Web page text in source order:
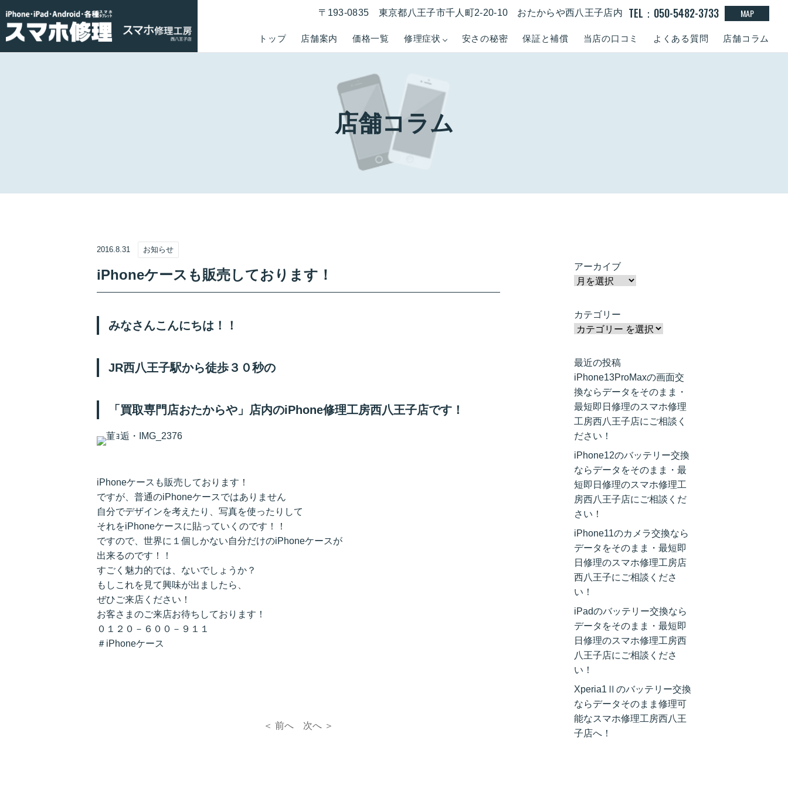
トップ 店舗案内 価格一覧 修理症状 安さの秘密 保証と補償 当店の口コミ よくある質問 店舗コラム
〒193-0835 東京都八王子市千人町2-20-10 おたからや西八王子店内 TEL：050-5482-3733 MAP
店舗コラム
2016.8.31 お知らせ
iPhoneケースも販売しております！
みなさんこんにちは！！
JR西八王子駅から徒歩３０秒の
「買取専門店おたからや」店内のiPhone修理工房西八王子店です！
iPhoneケースも販売しております！
ですが、普通のiPhoneケースではありません
自分でデザインを考えたり、写真を使ったりして
それをiPhoneケースに貼っていくのです！！
ですので、世界に１個しかない自分だけのiPhoneケースが
出来るのです！！
すごく魅力的では、ないでしょうか？
もしこれを見て興味が出ましたら、
ぜひご来店ください！
お客さまのご来店お待ちしております！
０１２０－６００－９１１
＃iPhoneケース
＜ 前へ 次へ ＞
アーカイブ
カテゴリー
最近の投稿
iPhone13ProMaxの画面交
換ならデータをそのまま・
最短即日修理のスマホ修理
工房西八王子店にご相談く
ださい！
iPhone12のバッテリー交換
ならデータをそのまま・最
短即日修理のスマホ修理工
房西八王子店にご相談くだ
さい！
iPhone11のカメラ交換なら
データをそのまま・最短即
日修理のスマホ修理工房店
西八王子にご相談くださ
い！
iPadのバッテリー交換なら
データをそのまま・最短即
日修理のスマホ修理工房西
八王子店にご相談くださ
い！
Xperia1Ⅱのバッテリー交換
ならデータそのまま修理可
能なスマホ修理工房西八王
子店へ！